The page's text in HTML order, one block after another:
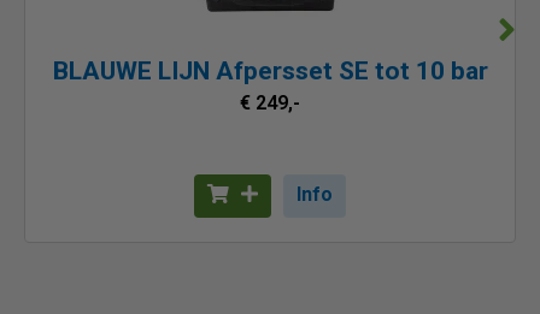
BLAUWE LIJN Afpersset SE tot 10 bar
€ 249,-
Info